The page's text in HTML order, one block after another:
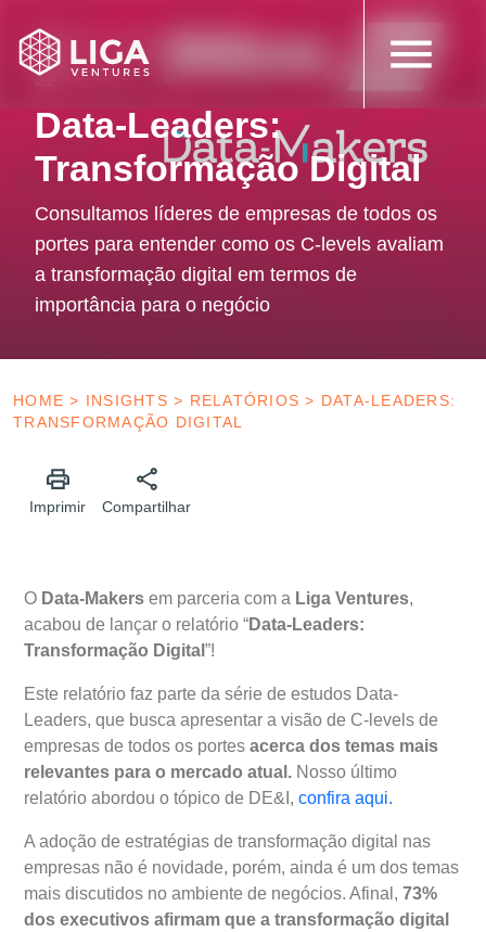
29 de setembro de 2023
Follow-on
Data-Leaders:
Transformação Digital
Consultamos líderes de empresas de todos os
portes para entender como os C-levels avaliam
a transformação digital em termos de
importância para o negócio
HOME > INSIGHTS > RELATÓRIOS > DATA-LEADERS:
TRANSFORMAÇÃO DIGITAL
Imprimir Compartilhar
O Data-Makers em parceria com a Liga Ventures,
acabou de lançar o relatório “Data-Leaders:
Transformação Digital ”!
Este relatório faz parte da série de estudos Data-
Leaders, que busca apresentar a visão de C-levels de
empresas de todos os portes acerca dos temas mais
relevantes para o mercado atual. Nosso último
relatório abordou o tópico de DE&I, confira aqui.
A adoção de estratégias de transformação digital nas
empresas não é novidade, porém, ainda é um dos temas
mais discutidos no ambiente de negócios. Afinal, 73%
dos executivos afirmam que a transformação digital